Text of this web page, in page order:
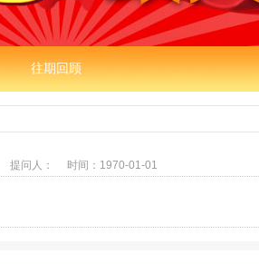
往期回顾
提问人： 时间：1970-01-01